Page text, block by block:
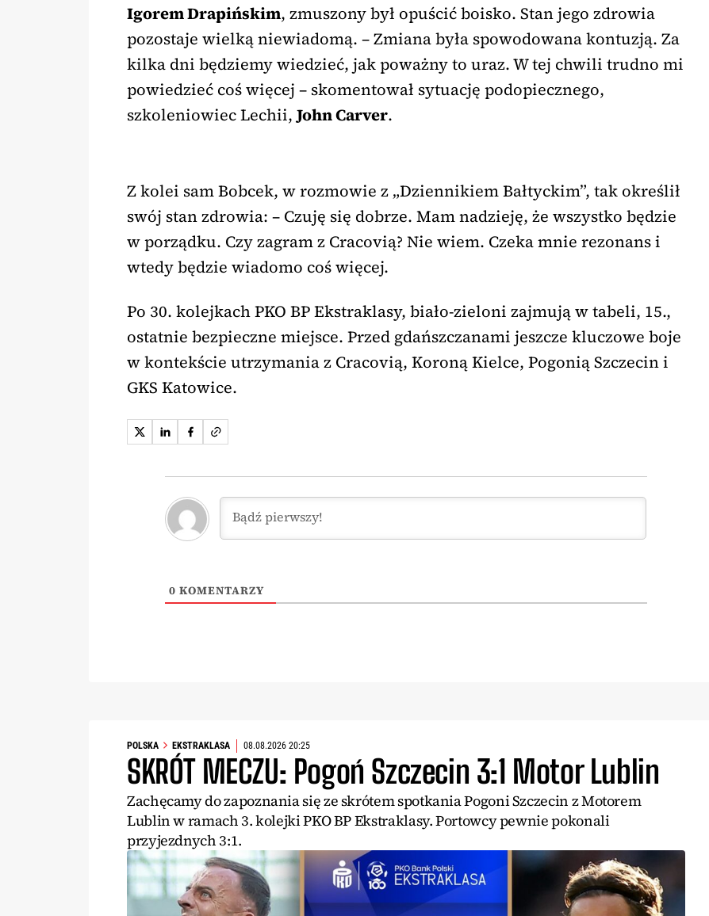
Igorem Drapińskim, zmuszony był opuścić boisko. Stan jego zdrowia
pozostaje wielką niewiadomą. – Zmiana była spowodowana kontuzją. Za
kilka dni będziemy wiedzieć, jak poważny to uraz. W tej chwili trudno mi
powiedzieć coś więcej – skomentował sytuację podopiecznego,
szkoleniowiec Lechii,John Carver.
Z kolei sam Bobcek, w rozmowie z „Dziennikiem Bałtyckim”, tak określił
swój stan zdrowia: – Czuję się dobrze. Mam nadzieję, że wszystko będzie
w porządku. Czy zagram z Cracovią? Nie wiem. Czeka mnie rezonans i
wtedy będzie wiadomo coś więcej.
Po 30. kolejkach PKO BP Ekstraklasy, biało-zieloni zajmują w tabeli, 15.,
ostatnie bezpieczne miejsce. Przed gdańszczanami jeszcze kluczowe boje
w kontekście utrzymania z Cracovią, Koroną Kielce, Pogonią Szczecin i
GKS Katowice.
0 KOMENTARZY
POLSKA EKSTRAKLASA 08.08.2026 20:25
SKRÓT MECZU: Pogoń Szczecin 3:1 Motor Lublin
Zachęcamy do zapoznania się ze skrótem spotkania Pogoni Szczecin z Motorem
Lublin w ramach 3. kolejki PKO BP Ekstraklasy. Portowcy pewnie pokonali
przyjezdnych 3:1.